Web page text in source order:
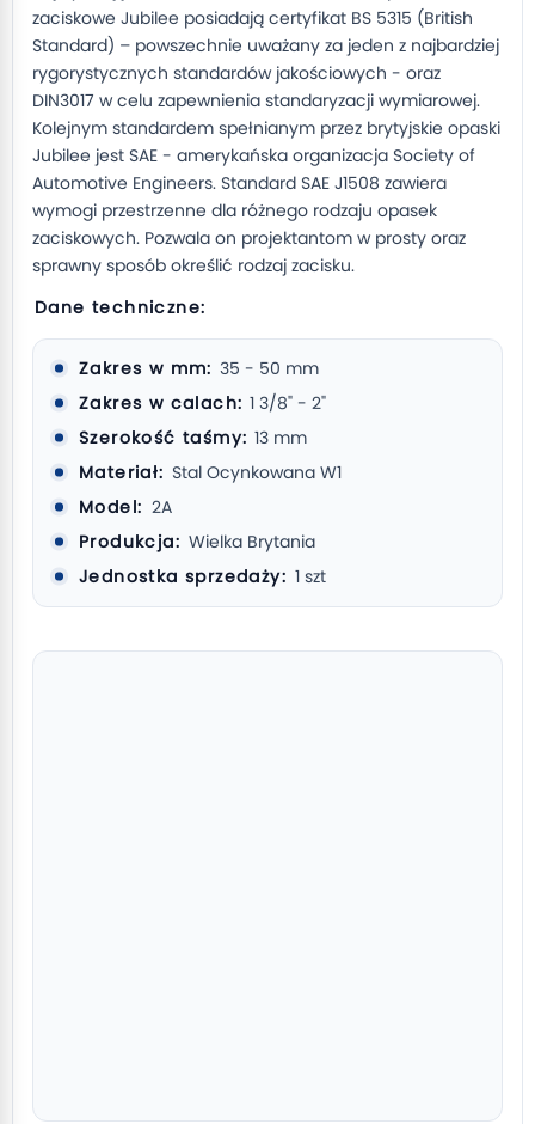
zaciskowe Jubilee posiadają certyfikat BS 5315 (British
Standard) – powszechnie uważany za jeden z najbardziej
rygorystycznych standardów jakościowych - oraz
DIN3017 w celu zapewnienia standaryzacji wymiarowej.
Kolejnym standardem spełnianym przez brytyjskie opaski
Jubilee jest SAE - amerykańska organizacja Society of
Automotive Engineers. Standard SAE J1508 zawiera
wymogi przestrzenne dla różnego rodzaju opasek
zaciskowych. Pozwala on projektantom w prosty oraz
sprawny sposób określić rodzaj zacisku.
Dane techniczne:
Zakres w mm: 35 - 50 mm
Zakres w calach: 1 3/8" - 2"
Szerokość taśmy: 13 mm
Materiał: Stal Ocynkowana W1
Model: 2A
Produkcja: Wielka Brytania
Jednostka sprzedaży: 1 szt